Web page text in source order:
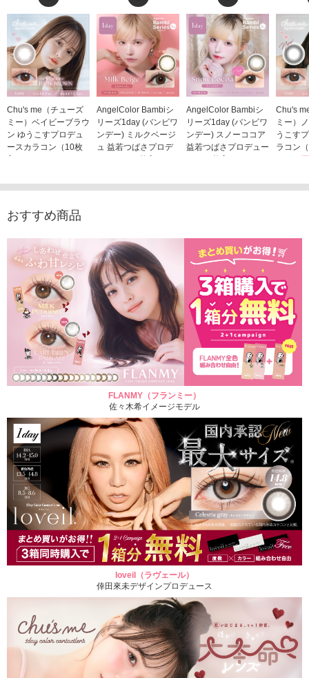
Chu's me（チューズ
ミー）ベイビーブラウ
ン ゆうこすプロデュ
ースカラコン（10枚
入り）
AngelColor Bambiシ
リーズ1day (バンビワ
ンデー) ミルクベージ
ュ 益若つばさプロデ
ュース（10枚入り）
AngelColor Bambiシ
リーズ1day (バンビワ
ンデー) スノーココア
益若つばさプロデュー
ス（10枚入り）
Chu's
ミー）
うこす
ラコン
おすすめ商品
FLANMY（フランミー）
佐々木希イメージモデル
loveil（ラヴェール）
倖田來未デザインプロデュース